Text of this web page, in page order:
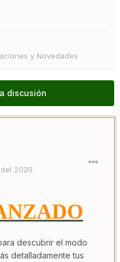
y Novedades
discusión
2020
descubrir el modo
detalladamente tus